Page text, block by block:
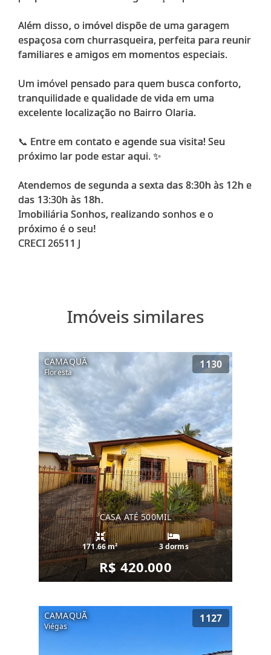
Além disso, o imóvel dispõe de uma garagem
espaçosa com churrasqueira, perfeita para reunir
familiares e amigos em momentos especiais.
Um imóvel pensado para quem busca conforto,
tranquilidade e qualidade de vida em uma
excelente localização no Bairro Olaria.
📞 Entre em contato e agende sua visita! Seu
próximo lar pode estar aqui. ✨
Atendemos de segunda a sexta das 8:30h às 12h e
das 13:30h às 18h.
Imobiliária Sonhos, realizando sonhos e o
próximo é o seu!
Imóveis similares
CAMAQUÃ
Floresta
1130
CASA ATÉ 500MIL
171.66 m² 3 dorms
R$ 420.000
CAMAQUÃ
Viégas
1127